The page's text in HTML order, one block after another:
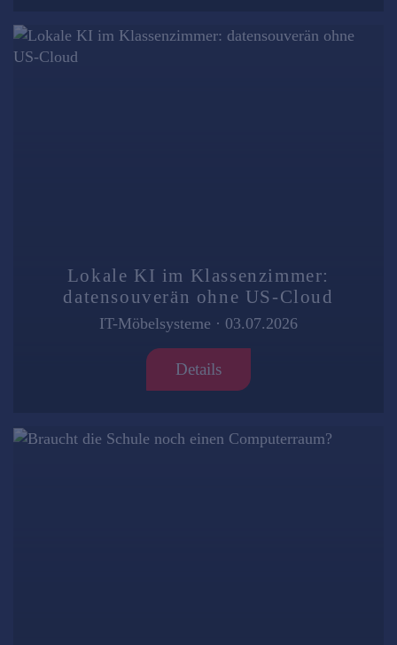
Lokale KI im Klassenzimmer:
datensouverän ohne US-Cloud
IT-Möbelsysteme · 03.07.2026
Details